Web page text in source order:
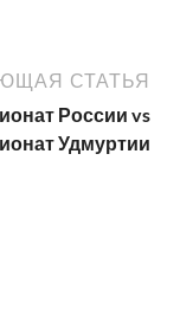
СТАТЬЯ
России vs
Удмуртии